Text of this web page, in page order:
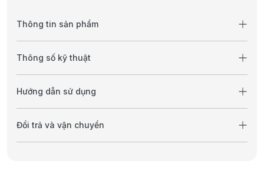
Thông tin sản phẩm
Thông số kỹ thuật
Hướng dẫn sử dụng
Đổi trả và vận chuyển